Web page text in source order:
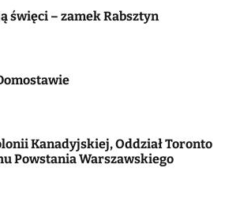
święci – zamek Rabsztyn
Kanadyjskiej, Oddział Toronto
Powstania Warszawskiego